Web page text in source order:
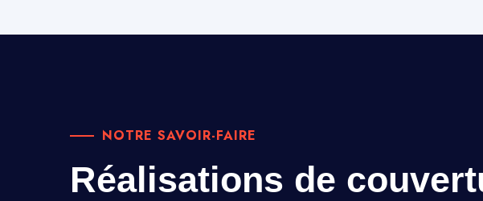
NOTRE SAVOIR-FAIRE
Réalisations de